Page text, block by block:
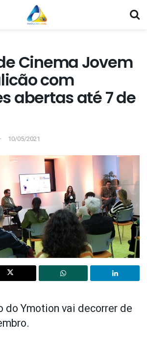
Cinema Jovem
com
abertas até 7 de
10/05/2021
do Ymotion vai decorrer de